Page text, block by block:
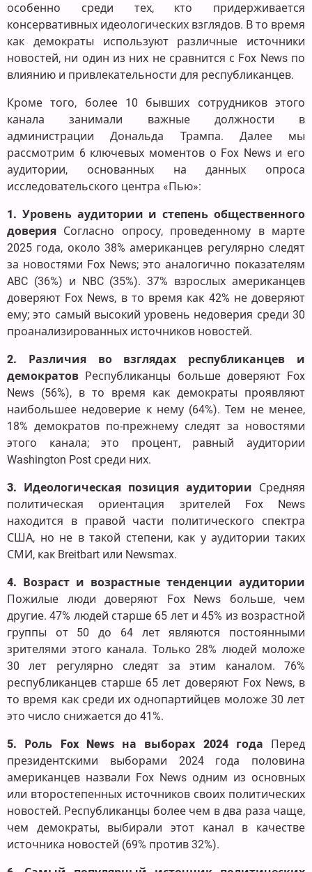
особенно среди тех, кто придерживается
консервативных идеологических взглядов. В то время
как демократы используют различные источники
новостей, ни один из них не сравнится с Fox News по
влиянию и привлекательности для республиканцев.
Кроме того, более 10 бывших сотрудников этого
канала занимали важные должности в
администрации Дональда Трампа. Далее мы
рассмотрим 6 ключевых моментов о Fox News и его
аудитории, основанных на данных опроса
исследовательского центра «Пью»:
1. Уровень аудитории и степень общественного
доверия Согласно опросу, проведенному в марте
2025 года, около 38% американцев регулярно следят
за новостями Fox News; это аналогично показателям
ABC (36%) и NBC (35%). 37% взрослых американцев
доверяют Fox News, в то время как 42% не доверяют
ему; это самый высокий уровень недоверия среди 30
проанализированных источников новостей.
2. Различия во взглядах республиканцев и
демократов Республиканцы больше доверяют Fox
News (56%), в то время как демократы проявляют
наибольшее недоверие к нему (64%). Тем не менее,
18% демократов по-прежнему следят за новостями
этого канала; это процент, равный аудитории
Washington Post среди них.
3. Идеологическая позиция аудитории Средняя
политическая ориентация зрителей Fox News
находится в правой части политического спектра
США, но не в такой степени, как у аудитории таких
СМИ, как Breitbart или Newsmax.
4. Возраст и возрастные тенденции аудитории
Пожилые люди доверяют Fox News больше, чем
другие. 47% людей старше 65 лет и 45% из возрастной
группы от 50 до 64 лет являются постоянными
зрителями этого канала. Только 28% людей моложе
30 лет регулярно следят за этим каналом. 76%
республиканцев старше 65 лет доверяют Fox News, в
то время как среди их однопартийцев моложе 30 лет
это число снижается до 41%.
5. Роль Fox News на выборах 2024 года Перед
президентскими выборами 2024 года половина
американцев назвали Fox News одним из основных
или второстепенных источников своих политических
новостей. Республиканцы более чем в два раза чаще,
чем демократы, выбирали этот канал в качестве
источника новостей (69% против 32%).